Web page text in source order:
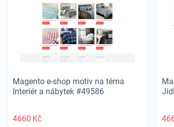
Magento e-shop motiv na téma
Interiér a nábytek #49586
4660 Kč